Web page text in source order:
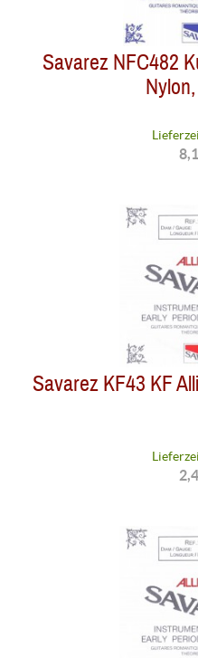
Savarez NFC482
Savarez KF43 KF